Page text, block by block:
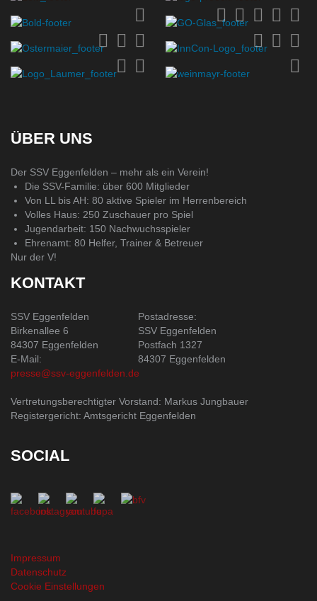
ÜBER UNS
Der SSV Eggenfelden – mehr als ein Verein!
Die SSV-Familie: über 600 Mitglieder
Von LL bis AH: 80 aktive Spieler im Herrenbereich
Volles Haus: 250 Zuschauer pro Spiel
Jugendarbeit: 150 Nachwuchsspieler
Ehrenamt: 80 Helfer, Trainer & Betreuer
Nur der V!
KONTAKT
SSV Eggenfelden
Birkenallee 6
84307 Eggenfelden
E-Mail:
presse@ssv-eggenfelden.de
Postadresse:
SSV Eggenfelden
Postfach 1327
84307 Eggenfelden
Vertretungsberechtigter Vorstand: Markus Jungbauer
Registergericht: Amtsgericht Eggenfelden
SOCIAL
Impressum
Datenschutz
Cookie Einstellungen